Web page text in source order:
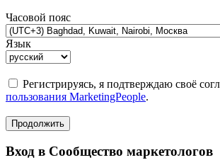
Часовой пояс
Язык
Регистрируясь, я подтверждаю своё
пользования MarketingPeople.
Продолжить
Вход в Сообщество маркетологов